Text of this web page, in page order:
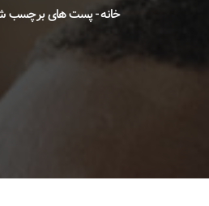
خانه-پست های برچسب